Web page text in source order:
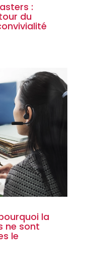
:
du
la
ne sont
le